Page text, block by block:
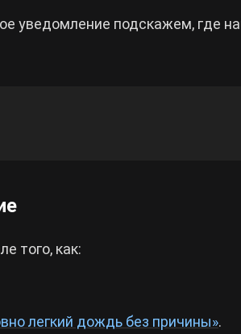
уведомление подскажем, где
того, как:
легкий дождь без причины».